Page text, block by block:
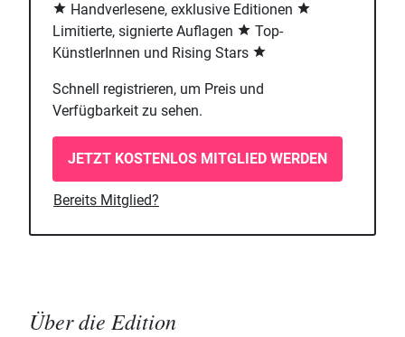
Handverlesene, exklusive Editionen
Limitierte, signierte Auflagen
Top-
KünstlerInnen und Rising Stars
Schnell registrieren, um Preis und
Verfügbarkeit zu sehen.
JETZT KOSTENLOS MITGLIED WERDEN
Bereits Mitglied?
Über die Edition